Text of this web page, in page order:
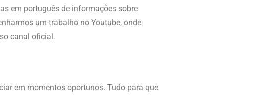
em português de informações sobre
um trabalho no Youtube, onde
canal oficial.
em momentos oportunos. Tudo para que